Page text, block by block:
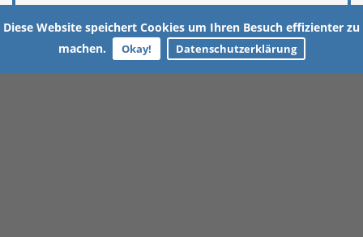
Diese Website speichert Cookies um Ihren Besuch effizienter zu
machen.
Okay! Datenschutzerklärung